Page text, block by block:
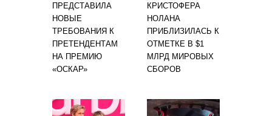
ПРЕДСТАВИЛА
НОВЫЕ
ТРЕБОВАНИЯ К
ПРЕТЕНДЕНТАМ
НА ПРЕМИЮ
«ОСКАР»
КРИСТОФЕРА
НОЛАНА
ПРИБЛИЗИЛАСЬ К
ОТМЕТКЕ В $1
МЛРД МИРОВЫХ
СБОРОВ